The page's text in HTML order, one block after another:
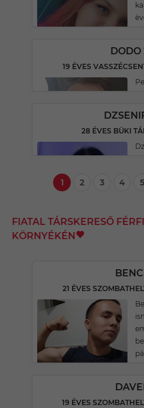
DODO
19 ÉVES
28 ÉVES BÜKI
1 2 3 4 5
FIATAL TÁRSKERESŐ
KÖRNYÉKÉN
21 ÉVES
19 ÉVES